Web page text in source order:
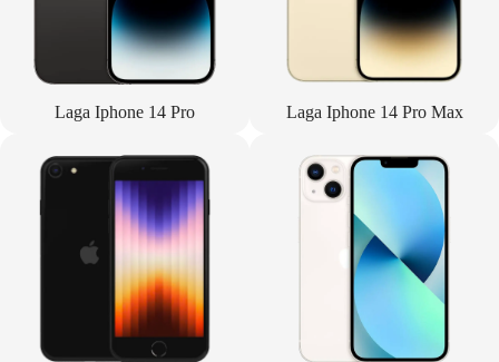
Laga Iphone 14 Pro Laga Iphone 14 Pro Max